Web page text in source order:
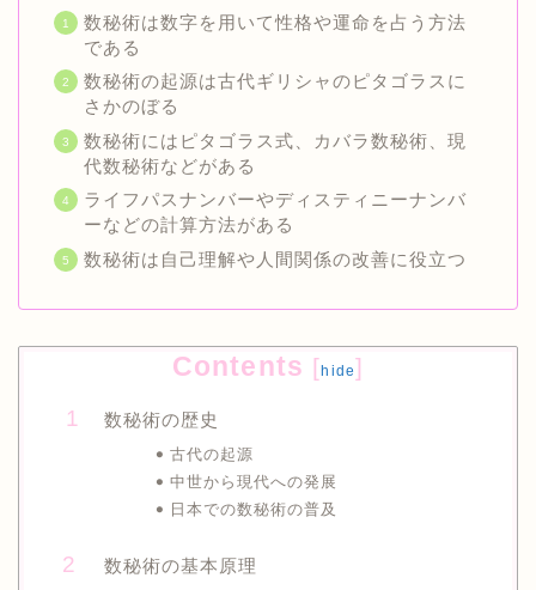
数秘術は数字を用いて性格や運命を占う方法
である
数秘術の起源は古代ギリシャのピタゴラスに
さかのぼる
数秘術にはピタゴラス式、カバラ数秘術、現
代数秘術などがある
ライフパスナンバーやディスティニーナンバ
ーなどの計算方法がある
数秘術は自己理解や人間関係の改善に役立つ
Contents [hide]
数秘術の歴史
古代の起源
中世から現代への発展
日本での数秘術の普及
数秘術の基本原理